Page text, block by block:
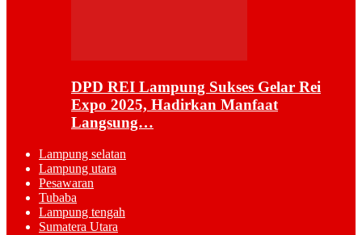
DPD REI Lampung Sukses Gelar Rei
Expo 2025, Hadirkan Manfaat
Langsung…
Lampung selatan
Lampung utara
Pesawaran
Tubaba
Lampung tengah
Sumatera Utara